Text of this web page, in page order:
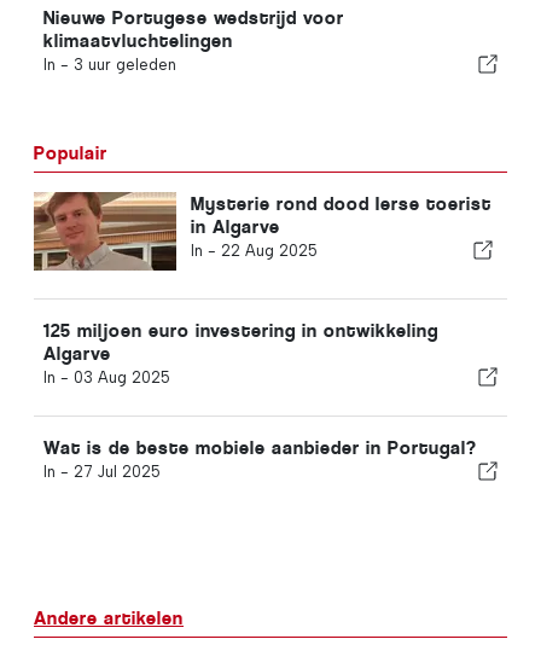
Nieuwe Portugese wedstrijd voor
klimaatvluchtelingen
In - 3 uur geleden
Populair
Mysterie rond dood Ierse toerist
in Algarve
In - 22 Aug 2025
125 miljoen euro investering in ontwikkeling
Algarve
In - 03 Aug 2025
Wat is de beste mobiele aanbieder in Portugal?
In - 27 Jul 2025
Andere artikelen